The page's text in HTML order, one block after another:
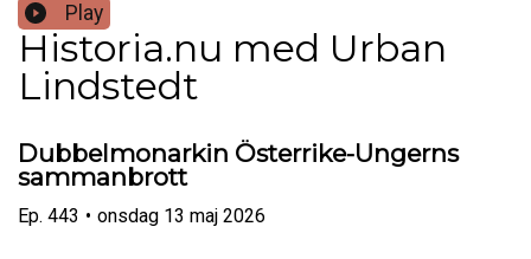
Play
Historia.nu med Urban
Lindstedt
Dubbelmonarkin Österrike-Ungerns
sammanbrott
Ep. 443 • onsdag 13 maj 2026